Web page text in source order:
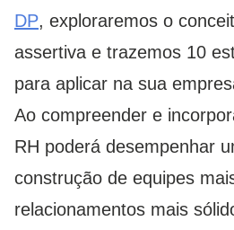
DP, exploraremos o
assertiva e trazemos 10
para aplicar na sua
Ao compreender e
RH poderá desempenhar
construção de equipes
relacionamentos mais